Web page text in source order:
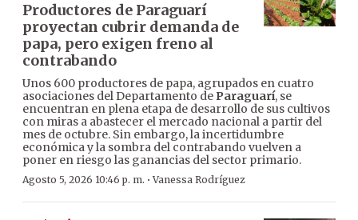
Productores de Paraguarí
proyectan cubrir demanda de
papa, pero exigen freno al
contrabando
Unos 600 productores de papa, agrupados en cuatro
asociaciones del Departamento de Paraguarí, se
encuentran en plena etapa de desarrollo de sus cultivos
con miras a abastecer el mercado nacional a partir del
mes de octubre. Sin embargo, la incertidumbre
económica y la sombra del contrabando vuelven a
poner en riesgo las ganancias del sector primario.
Agosto 5, 2026 10:46 p. m. ·Vanessa Rodríguez